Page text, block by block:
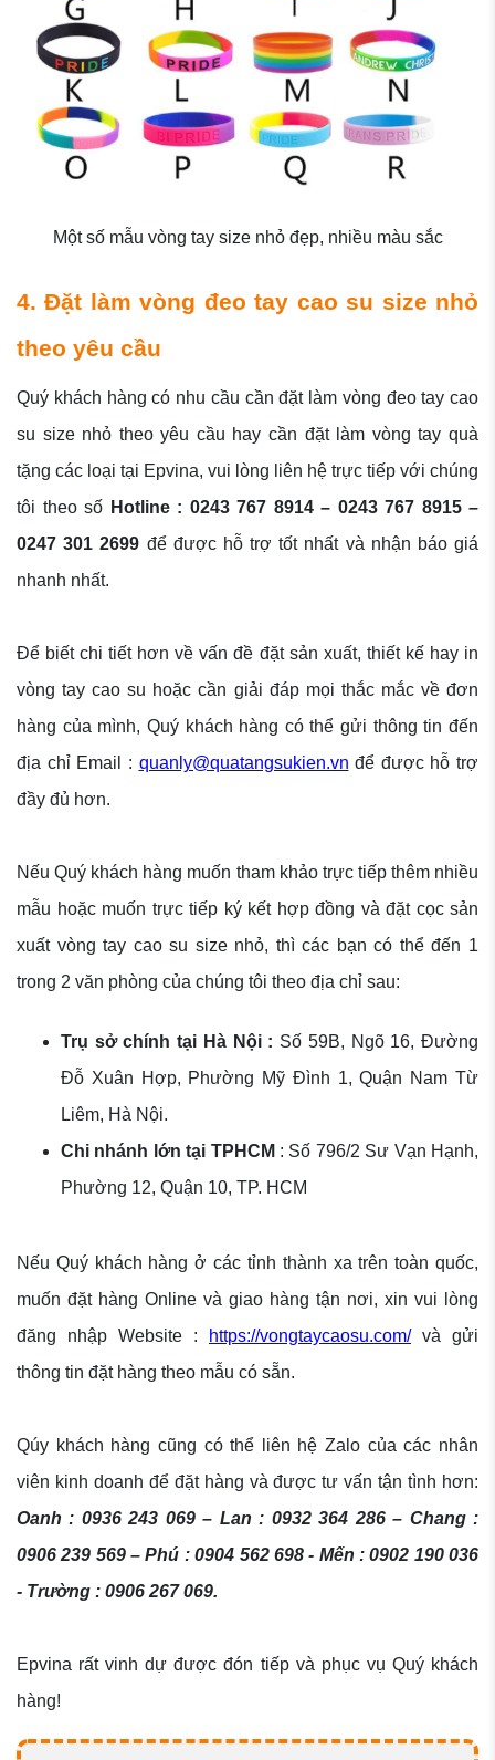
Một số mẫu vòng tay size nhỏ đẹp, nhiều màu sắc
4. Đặt làm vòng đeo tay cao su size nhỏ
theo yêu cầu
Quý khách hàng có nhu cầu cần đặt làm vòng đeo tay cao
su size nhỏ theo yêu cầu hay cần đặt làm vòng tay quà
tặng các loại tại Epvina, vui lòng liên hệ trực tiếp với chúng
tôi theo số Hotline : 0243 767 8914 – 0243 767 8915 –
0247 301 2699 để được hỗ trợ tốt nhất và nhận báo giá
nhanh nhất.
Để biết chi tiết hơn về vấn đề đặt sản xuất, thiết kế hay in
vòng tay cao su hoặc cần giải đáp mọi thắc mắc về đơn
hàng của mình, Quý khách hàng có thể gửi thông tin đến
địa chỉ Email : quanly@quatangsukien.vn để được hỗ trợ
đầy đủ hơn.
Nếu Quý khách hàng muốn tham khảo trực tiếp thêm nhiều
mẫu hoặc muốn trực tiếp ký kết hợp đồng và đặt cọc sản
xuất vòng tay cao su size nhỏ, thì các bạn có thể đến 1
trong 2 văn phòng của chúng tôi theo địa chỉ sau:
Trụ sở chính tại Hà Nội : Số 59B, Ngõ 16, Đường
Đỗ Xuân Hợp, Phường Mỹ Đình 1, Quận Nam Từ
Liêm, Hà Nội.
Chi nhánh lớn tại TPHCM : Số 796/2 Sư Vạn Hạnh,
Phường 12, Quận 10, TP. HCM
Nếu Quý khách hàng ở các tỉnh thành xa trên toàn quốc,
muốn đặt hàng Online và giao hàng tận nơi, xin vui lòng
đăng nhập Website :
https://vongtaycaosu.com/và gửi
thông tin đặt hàng theo mẫu có sẵn.
Qúy khách hàng cũng có thể liên hệ Zalo của các nhân
viên kinh doanh để đặt hàng và được tư vấn tận tình hơn:
Oanh : 0936 243 069 – Lan : 0932 364 286 – Chang :
0906 239 569 – Phú : 0904 562 698 - Mến : 0902 190 036
- Trường : 0906 267 069.
Epvina rất vinh dự được đón tiếp và phục vụ Quý khách
hàng!